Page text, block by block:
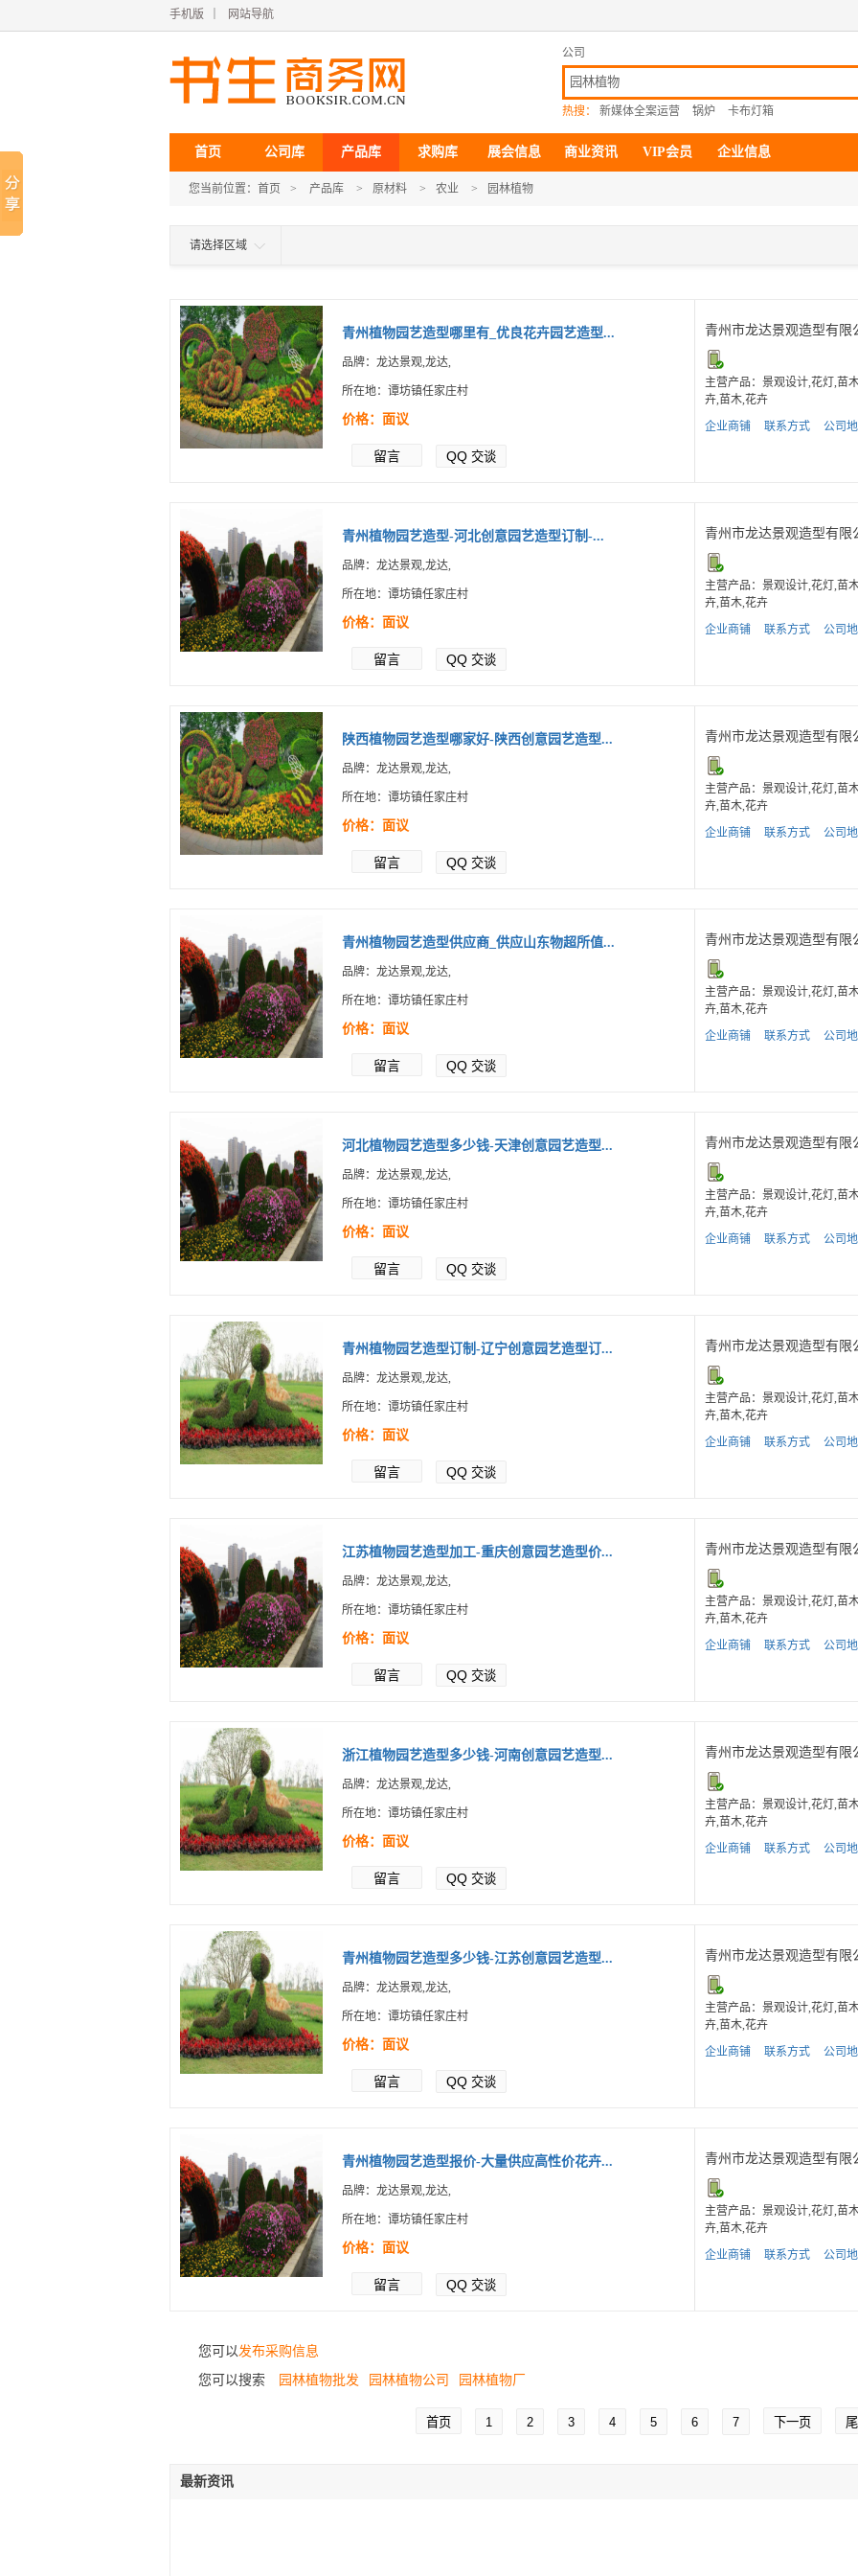
手机版 网站导航
公司
热搜： 新媒体全案运营 锅炉 卡布灯箱
首页 公司库 产品库 求购库 展会信息 商业资讯 VIP会员 企业信息
您当前位置： 首页 > 产品库 > 原材料 > 农业 > 园林植物
请选择区域
青州植物园艺造型哪里有_优良花卉园艺造型...
品牌：龙达景观,龙达,
所在地：谭坊镇任家庄村
价格：面议
留言 QQ 交谈
青州市龙达景观造型有限
主营产品：景观设计,花灯,苗
卉,苗木,花卉
企业商铺
联系方式 公司
青州植物园艺造型-河北创意园艺造型订制-...
品牌：龙达景观,龙达,
所在地：谭坊镇任家庄村
价格：面议
留言 QQ 交谈
青州市龙达景观造型有限
主营产品：景观设计,花灯,苗
卉,苗木,花卉
企业商铺
联系方式 公司
陕西植物园艺造型哪家好-陕西创意园艺造型...
品牌：龙达景观,龙达,
所在地：谭坊镇任家庄村
价格：面议
留言 QQ 交谈
青州市龙达景观造型有限
主营产品：景观设计,花灯,苗
卉,苗木,花卉
企业商铺
联系方式 公司
青州植物园艺造型供应商_供应山东物超所值...
品牌：龙达景观,龙达,
所在地：谭坊镇任家庄村
价格：面议
留言 QQ 交谈
青州市龙达景观造型有限
主营产品：景观设计,花灯,苗
卉,苗木,花卉
企业商铺
联系方式 公司
河北植物园艺造型多少钱-天津创意园艺造型...
品牌：龙达景观,龙达,
所在地：谭坊镇任家庄村
价格：面议
留言 QQ 交谈
青州市龙达景观造型有限
主营产品：景观设计,花灯,苗
卉,苗木,花卉
企业商铺
联系方式 公司
青州植物园艺造型订制-辽宁创意园艺造型订...
品牌：龙达景观,龙达,
所在地：谭坊镇任家庄村
价格：面议
留言 QQ 交谈
青州市龙达景观造型有限
主营产品：景观设计,花灯,苗
卉,苗木,花卉
企业商铺
联系方式 公司
江苏植物园艺造型加工-重庆创意园艺造型价...
品牌：龙达景观,龙达,
所在地：谭坊镇任家庄村
价格：面议
留言 QQ 交谈
青州市龙达景观造型有限
主营产品：景观设计,花灯,苗
卉,苗木,花卉
企业商铺
联系方式 公司
浙江植物园艺造型多少钱-河南创意园艺造型...
品牌：龙达景观,龙达,
所在地：谭坊镇任家庄村
价格：面议
留言 QQ 交谈
青州市龙达景观造型有限
主营产品：景观设计,花灯,苗
卉,苗木,花卉
企业商铺
联系方式 公司
青州植物园艺造型多少钱-江苏创意园艺造型...
品牌：龙达景观,龙达,
所在地：谭坊镇任家庄村
价格：面议
留言 QQ 交谈
青州市龙达景观造型有限
主营产品：景观设计,花灯,苗
卉,苗木,花卉
企业商铺
联系方式 公司
青州植物园艺造型报价-大量供应高性价花卉...
品牌：龙达景观,龙达,
所在地：谭坊镇任家庄村
价格：面议
留言 QQ 交谈
青州市龙达景观造型有限
主营产品：景观设计,花灯,苗
卉,苗木,花卉
企业商铺
联系方式 公司
您可以发布采购信息
您可以搜索
园林植物批发 园林植物公司 园林植物厂
首页 1 2 3 4 5 6 7 下一页
最新资讯